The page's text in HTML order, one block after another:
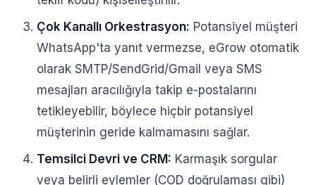
Çok Kanallı Orkestrasyon: Potansiyel müşteri
WhatsApp'ta yanıt vermezse, eGrow otomatik
olarak SMTP/SendGrid/Gmail veya SMS
mesajları aracılığıyla takip e-postalarını
tetikleyebilir, böylece hiçbir potansiyel
müşterinin geride kalmamasını sağlar.
Temsilci Devri ve CRM: Karmaşık sorgular
veya belirli eylemler (COD doğrulaması gibi)